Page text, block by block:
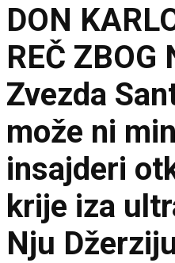
DON
REČ ZBOG
Zvezda
može ni
insajderi
krije iza
Nju